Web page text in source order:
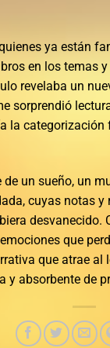
ya están
en los temas
revelaba un
sorprendió
la
un sueño, un
cuyas notas
desvanecido.
que
que atrae
y absorbente de